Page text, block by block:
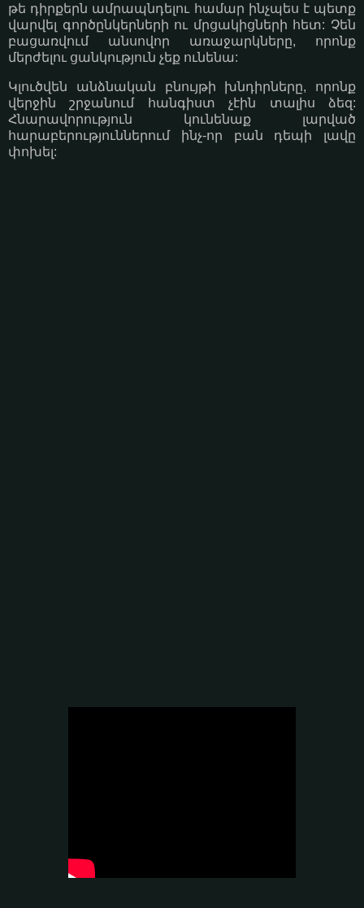
թե դիրքերն ամրապնդելու համար ինչպես է պետք
վարվել գործընկերների ու մրցակիցների հետ: Չեն
բացառվում անսովոր առաջարկները, որոնք
մերժելու ցանկություն չեք ունենա:
Կլուծվեն անձնական բնույթի խնդիրները, որոնք
վերջին շրջանում հանգիստ չէին տալիս ձեզ:
Հնարավորություն կունենաք լարված
հարաբերություններում ինչ-որ բան դեպի լավը
փոխել: